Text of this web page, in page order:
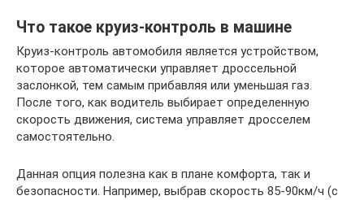
Что такое круиз-контроль в машине
Круиз-контроль автомобиля является устройством,
которое автоматически управляет дроссельной
заслонкой, тем самым прибавляя или уменьшая газ.
После того, как водитель выбирает определенную
скорость движения, система управляет дросселем
самостоятельно.
Данная опция полезна как в плане комфорта, так и
безопасности. Например, выбрав скорость 85-90км/ч (с